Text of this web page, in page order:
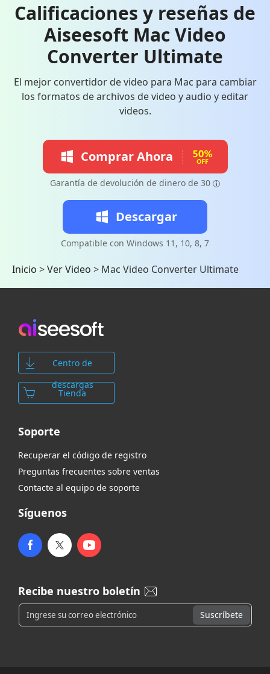
Calificaciones y reseñas de
Aiseesoft Mac Video
Converter Ultimate
El mejor convertidor de video para Mac para cambiar
los formatos de archivos de video y audio y editar
videos.
Comprar Ahora
Garantía de devolución de dinero de 30
Descargar
Compatible con Windows 11, 10, 8, 7
Inicio >Ver Video > Mac Video Converter Ultimate
Centro de
descargas
Tienda
Soporte
Recuperar el código de registro
Preguntas frecuentes sobre ventas
Contacte al equipo de soporte
Síguenos
Recibe nuestro boletín